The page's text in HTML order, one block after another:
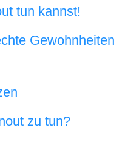
tun kannst!
Gewohnheiten
zu tun?